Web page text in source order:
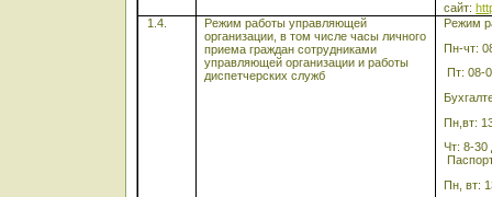
сайт:
1.4.
Режим работы управляющей
организации, в том числе часы личного
приема граждан сотрудниками
управляющей организации и работы
диспетчерских служб
Режим
Пн-чт:
Пт: 08-
Пн,вт:
Чт: 8-30
Пн, вт: